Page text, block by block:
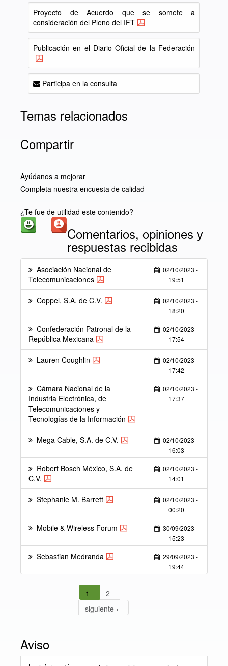
Proyecto de Acuerdo que se somete a
consideración del Pleno del IFT
Publicación en el Diario Oficial de la Federación
Participa en la consulta
Temas relacionados
Compartir
Ayúdanos a mejorar
Completa nuestra encuesta de calidad
¿Te fue de utilidad este contenido?
Comentarios, opiniones y
respuestas recibidas
Asociación Nacional de
Telecomunicaciones
02/10/2023 -
19:51
Coppel, S.A. de C.V.
02/10/2023 -
18:20
Confederación Patronal de la
República Mexicana
02/10/2023 -
17:54
Lauren Coughlin
02/10/2023 -
17:42
Cámara Nacional de la
Industria Electrónica, de
Telecomunicaciones y
Tecnologías de la Información
02/10/2023 -
17:37
Mega Cable, S.A. de C.V.
02/10/2023 -
16:03
Robert Bosch México, S.A. de
C.V.
02/10/2023 -
14:01
Stephanie M. Barrett
02/10/2023 -
00:20
Mobile & Wireless Forum
30/09/2023 -
15:23
Sebastian Medranda
29/09/2023 -
19:44
1
2
siguiente ›
Aviso